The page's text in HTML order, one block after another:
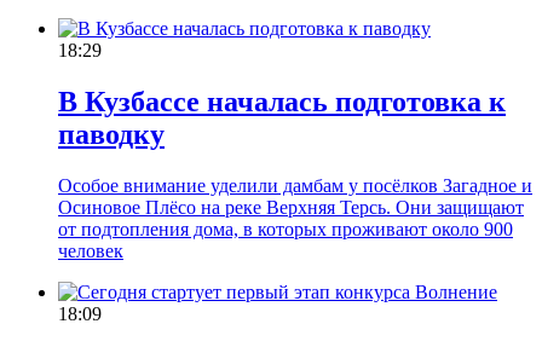
18:29
В Кузбассе началась подготовка к
паводку
Особое внимание уделили дамбам у посёлков Загадное и
Осиновое Плёсо на реке Верхняя Терсь. Они защищают
от подтопления дома, в которых проживают около 900
человек
18:09